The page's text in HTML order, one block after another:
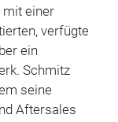
mit einer
verfügte
ein
Schmitz
seine
Aftersales